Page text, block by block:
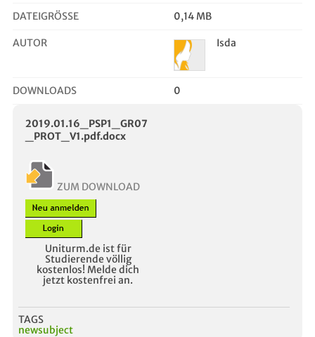
DATEIGRÖSSE 0,14 MB
AUTOR Isda
DOWNLOADS 0
2019.01.16_PSP1_GR07
_PROT_V1.pdf.docx
ZUM DOWNLOAD
Uniturm.de ist für
Studierende völlig
kostenlos! Melde dich
jetzt kostenfrei an.
TAGS
newsubject